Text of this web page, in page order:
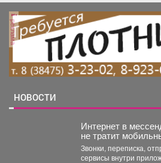
реклама
НОВОСТИ
Интернет в
не тратит
Звонки, переписка,
сервисы внутри